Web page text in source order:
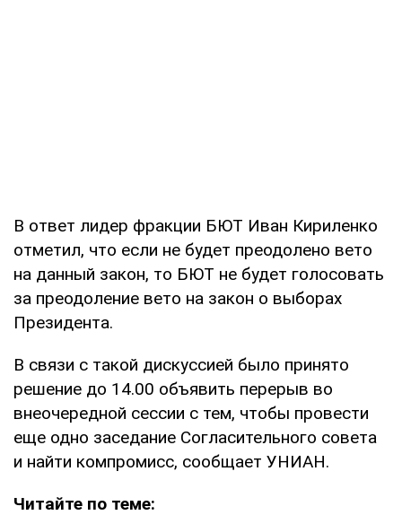
В ответ лидер фракции БЮТ Иван Кириленко
отметил, что если не будет преодолено вето
на данный закон, то БЮТ не будет голосовать
за преодоление вето на закон о выборах
Президента.
В связи с такой дискуссией было принято
решение до 14.00 объявить перерыв во
внеочередной сессии с тем, чтобы провести
еще одно заседание Согласительного совета
и найти компромисс, сообщает УНИАН.
Читайте по теме: